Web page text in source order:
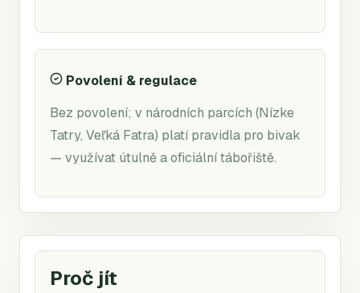
Povolení & regulace
Bez povolení; v národních parcích (Nízke
Tatry, Veľká Fatra) platí pravidla pro bivak
— využívat útulně a oficiální tábořiště.
Proč jít